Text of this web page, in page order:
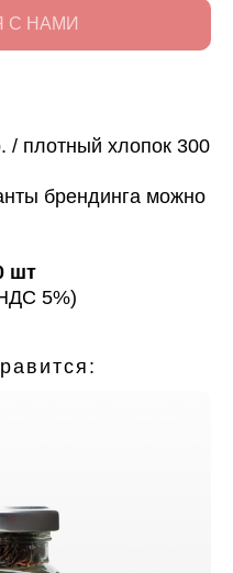
С НАМИ
/ плотный хлопок 300
брендинга можно
шт
5%)